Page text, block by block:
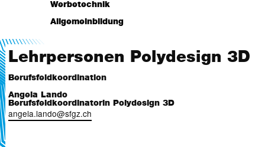
Lehrpersonen
Lehrpläne/Dokumente
Werbetechnik
Lehrpersonen
Allgemeinbildung
Lehrpläne/Dokumente
Lehrpersonen Polydesign 3D
Berufsfeldkoordination
Angela Lando
Berufsfeldkoordinatorin Polydesign 3D
angela.lando@sfgz.ch